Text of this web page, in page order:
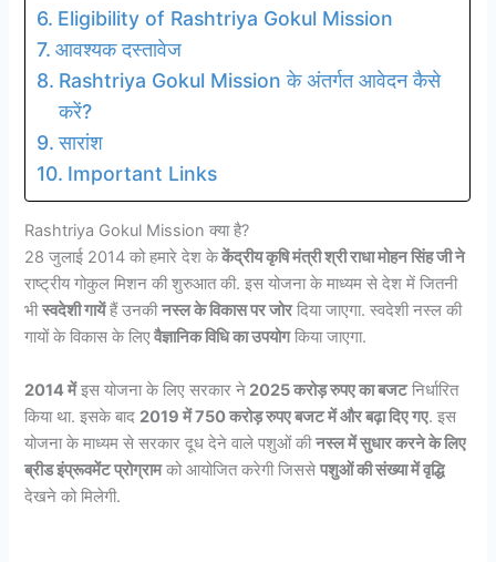
Eligibility of Rashtriya Gokul Mission
आवश्यक दस्तावेज
Rashtriya Gokul Mission के अंतर्गत आवेदन कैसे
करें?
सारांश
Important Links
Rashtriya Gokul Mission क्या है?
28 जुलाई 2014 को हमारे देश केकेंद्रीय कृषि मंत्री श्री राधा मोहन सिंह जी ने
राष्ट्रीय गोकुल मिशन की शुरुआत की. इस योजना के माध्यम से देश में जितनी
भीस्वदेशी गायेंहैं उनकीनस्ल के विकास पर जोरदिया जाएगा. स्वदेशी नस्ल की
गायों के विकास के लिएवैज्ञानिक विधि का उपयोगकिया जाएगा.
2014 मेंइस योजना के लिए सरकार ने 2025 करोड़ रुपए का बजटनिर्धारित
किया था. इसके बाद 2019 में 750 करोड़ रुपए बजट में और बढ़ा दिए गए. इस
योजना के माध्यम से सरकार दूध देने वाले पशुओं कीनस्ल में सुधार करने के लिए
ब्रीड इंप्रूवमेंट प्रोग्रामको आयोजित करेगी जिससेपशुओं की संख्या में वृद्धि
देखने को मिलेगी.